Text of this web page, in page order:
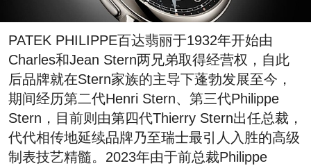
PATEK PHILIPPE百达翡丽于1932年开始由
Charles和Jean Stern两兄弟取得经营权，自此
后品牌就在Stern家族的主导下蓬勃发展至今，
期间经历第二代Henri Stern、第三代Philippe
Stern，目前则由第四代Thierry Stern出任总裁，
代代相传地延续品牌乃至瑞士最引人入胜的高级
制表技艺精髓。2023年由于前总裁Philippe